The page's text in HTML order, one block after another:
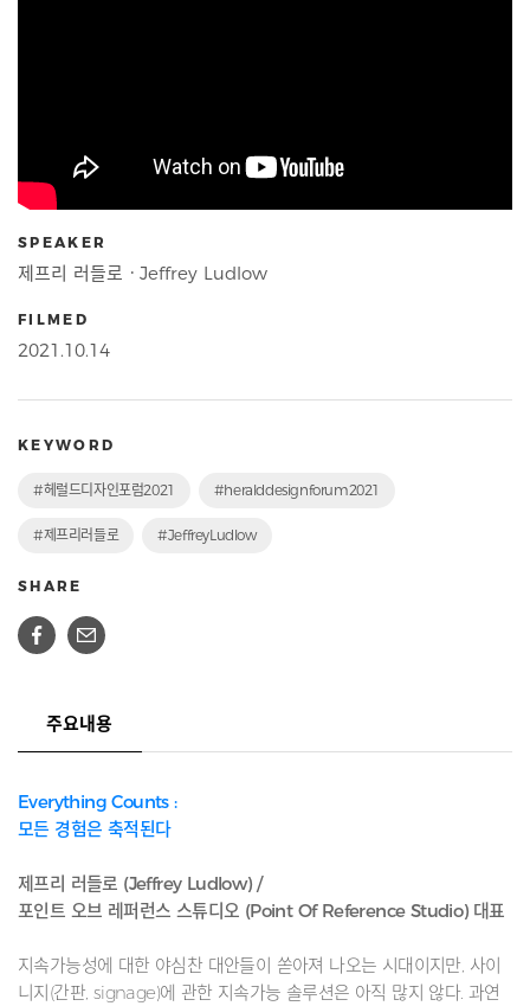
SPEAKER
제프리 러들로ㆍJeffrey Ludlow
FILMED
2021.10.14
KEYWORD
#헤럴드디자인포럼2021 #heralddesignforum2021
#제프리러들로 #JeffreyLudlow
SHARE
주요내용
Everything Counts :
모든 경험은 축적된다
제프리 러들로 (Jeffrey Ludlow) /
포인트 오브 레퍼런스 스튜디오 (Point Of Reference Studio) 대표
지속가능성에 대한 야심찬 대안들이 쏟아져 나오는 시대이지만, 사이
니지(간판, signage)에 관한 지속가능 솔루션은 아직 많지 않다. 과연